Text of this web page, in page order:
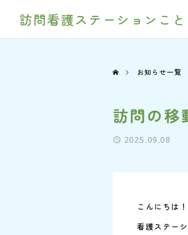
訪問看護ステーションこと
お知らせ一覧
訪問の移
2025.09.08
こんにちは
看護ステー